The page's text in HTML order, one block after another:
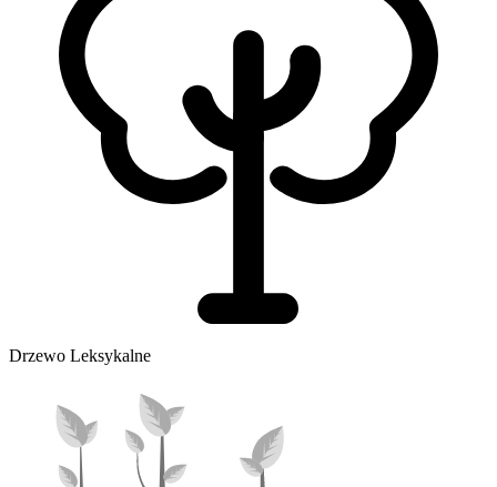
Drzewo Leksykalne